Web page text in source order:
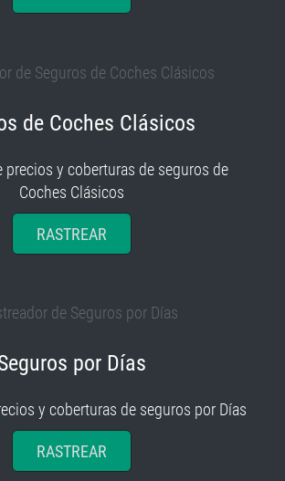
de Coches Clásicos
precios y coberturas de seguros de
Coches Clásicos
RASTREAR
por Días
y coberturas de seguros por Días
RASTREAR